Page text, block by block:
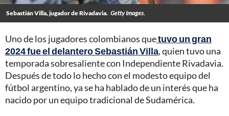
Sebastián Villa, jugador de Rivadavia. Getty Images.
Uno de los jugadores colombianos quetuvo un gran
2024 fue el delantero Sebastián Villa, quien tuvo una
temporada sobresaliente con Independiente Rivadavia.
Después de todo lo hecho con el modesto equipo del
fútbol argentino, ya se ha hablado de un interés que ha
nacido por un equipo tradicional de Sudamérica.